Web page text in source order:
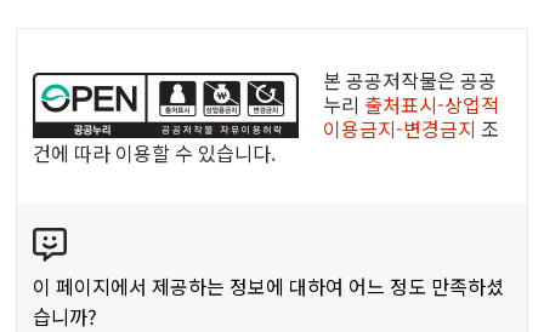
공
리
공
저
작
물
본 공공저작물은 공공
누리 출처표시-상업적
이용금지-변경금지 조
건에 따라 이용할 수 있습니다.
텐
츠
만
이 페이지에서 제공하는 정보에 대하여 어느 정도 만족하셨
습니까?